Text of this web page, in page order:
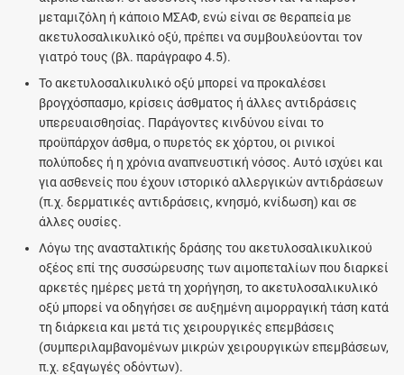
μεταμιζόλη ή κάποιο ΜΣΑΦ, ενώ είναι σε θεραπεία με
ακετυλοσαλικυλικό οξύ, πρέπει να συμβουλεύονται τον
γιατρό τους (βλ. παράγραφο 4.5).
Το ακετυλοσαλικυλικό οξύ μπορεί να προκαλέσει
βρογχόσπασμο, κρίσεις άσθματος ή άλλες αντιδράσεις
υπερευαισθησίας. Παράγοντες κινδύνου είναι το
προϋπάρχον άσθμα, ο πυρετός εκ χόρτου, οι ρινικοί
πολύποδες ή η χρόνια αναπνευστική νόσος. Αυτό ισχύει και
για ασθενείς που έχουν ιστορικό αλλεργικών αντιδράσεων
(π.χ. δερματικές αντιδράσεις, κνησμό, κνίδωση) και σε
άλλες ουσίες.
Λόγω της ανασταλτικής δράσης του ακετυλοσαλικυλικού
οξέος επί της συσσώρευσης των αιμοπεταλίων που διαρκεί
αρκετές ημέρες μετά τη χορήγηση, το ακετυλοσαλικυλικό
οξύ μπορεί να οδηγήσει σε αυξημένη αιμορραγική τάση κατά
τη διάρκεια και μετά τις χειρουργικές επεμβάσεις
(συμπεριλαμβανομένων μικρών χειρουργικών επεμβάσεων,
π.χ. εξαγωγές οδόντων).